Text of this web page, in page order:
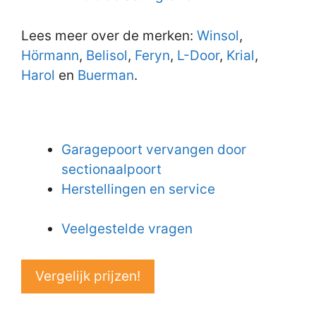
Lees meer over de merken: Winsol,
Hörmann, Belisol, Feryn, L-Door, Krial,
Harol en Buerman.
Garagepoort vervangen door
sectionaalpoort
Herstellingen en service
Veelgestelde vragen
Vergelijk prijzen!